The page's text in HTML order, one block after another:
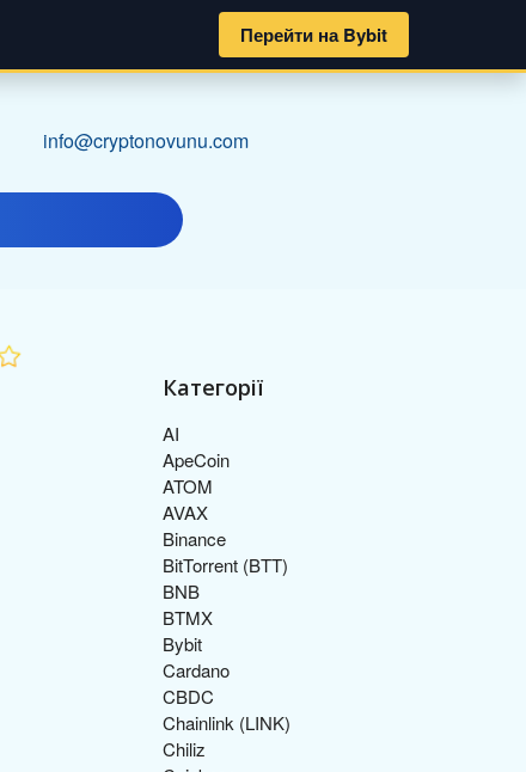
Перейти на Bybit
info@cryptonovunu.com
Категорії
AI
ApeCoin
ATOM
AVAX
Binance
BitTorrent (BTT)
BNB
BTMX
Bybit
Cardano
CBDC
Chainlink (LINK)
Chiliz